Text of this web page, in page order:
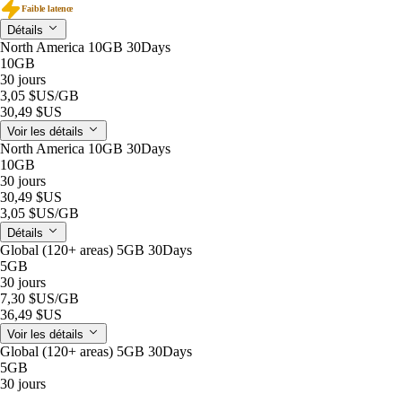
Faible latence
Détails
North America 10GB 30Days
10GB
30 jours
3,05 $US/GB
30,49 $US
Voir les détails
North America 10GB 30Days
10GB
30 jours
30,49 $US
3,05 $US/GB
Détails
Global (120+ areas) 5GB 30Days
5GB
30 jours
7,30 $US/GB
36,49 $US
Voir les détails
Global (120+ areas) 5GB 30Days
5GB
30 jours